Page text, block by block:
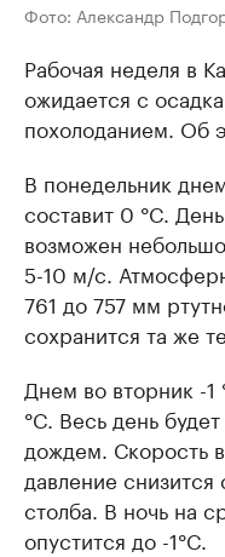
Фото: Александр
Рабочая неделя в
ожидается с
похолоданием. Об
В понедельник
составит 0 °C.
возможен
5-10 м/с.
761 до 757 мм
сохранится та же
Днем во вторник -1
°C. Весь день
дождем. Скорость
давление
столба. В ночь на
опустится до -1°C.